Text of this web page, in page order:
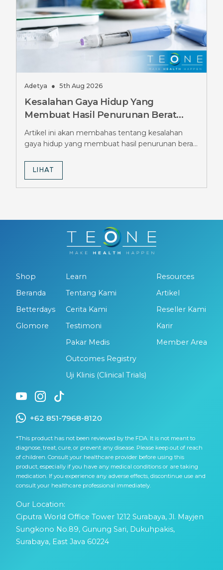
Adetya ● 5th Aug 2026
Kesalahan Gaya Hidup Yang
Membuat Hasil Penurunan Berat
Badan GLP-1 Terhambat, Wajib
Dihindari
Artikel ini akan membahas tentang kesalahan
gaya hidup yang membuat hasil penurunan berat
LIHAT
Shop
Beranda
Betterdays
Glomore
Learn
Tentang Kami
Cerita Kami
Testimoni
Pakar Medis
Outcomes Registry
Uji Klinis (Clinical Trials)
Resources
Artikel
Reseller Kami
Karir
Member Area
+62 851-7968-8120
*This product has not been reviewed by the FDA. It is not meant to
diagnose, treat, cure, or prevent any disease. Please keep out of reach
of children. Consult your healthcare provider before using this
product, especially if you have any medical conditions or are taking
medication. If you experience any adverse effects, discontinue use and
consult your healthcare professional immediately.
Our Location:
Ciputra World Office Tower 1212 Surabaya, Jl. Mayjen
Sungkono No.89, Gunung Sari, Dukuhpakis,
Surabaya, East Java 60224